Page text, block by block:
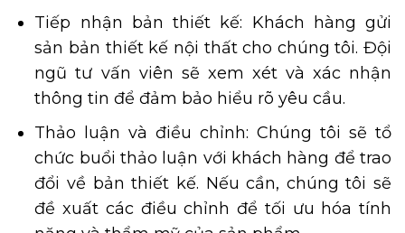
Tiếp nhận bản thiết kế: Khách hàng gửi
sản bản thiết kế nội thất cho chúng tôi. Đội
ngũ tư vấn viên sẽ xem xét và xác nhận
thông tin để đảm bảo hiểu rõ yêu cầu.
Thảo luận và điều chỉnh: Chúng tôi sẽ tổ
chức buổi thảo luận với khách hàng để trao
đổi về bản thiết kế. Nếu cần, chúng tôi sẽ
đề xuất các điều chỉnh để tối ưu hóa tính